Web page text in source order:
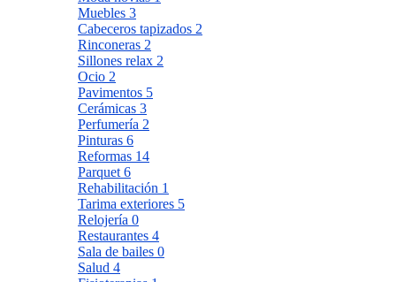
Muebles 3
Cabeceros tapizados 2
Rinconeras 2
Sillones relax 2
Ocio 2
Pavimentos 5
Cerámicas 3
Perfumería 2
Pinturas 6
Reformas 14
Parquet 6
Rehabilitación 1
Tarima exteriores 5
Relojería 0
Restaurantes 4
Sala de bailes 0
Salud 4